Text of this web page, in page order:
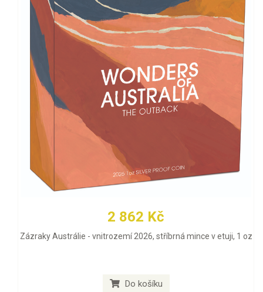
2 862 Kč
Zázraky Austrálie - vnitrozemí 2026, stříbrná mince v etuji, 1 oz
Do košíku